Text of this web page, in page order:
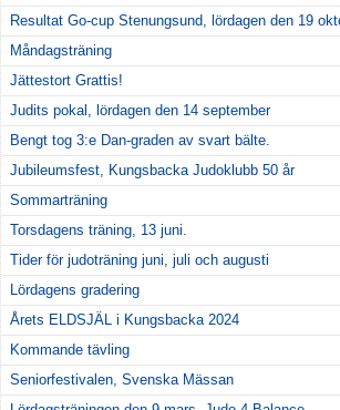
Resultat Go-cup Stenungsund, lördagen den 19
Måndagsträning
Jättestort Grattis!
Judits pokal, lördagen den 14 september
Bengt tog 3:e Dan-graden av svart bälte.
Jubileumsfest, Kungsbacka Judoklubb 50 år
Sommarträning
Torsdagens träning, 13 juni.
Tider för judoträning juni, juli och augusti
Lördagens gradering
Årets ELDSJÄL i Kungsbacka 2024
Kommande tävling
Seniorfestivalen, Svenska Mässan